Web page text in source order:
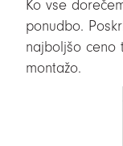
Ko vse
ponudbo.
najboljšo ceno
montažo.